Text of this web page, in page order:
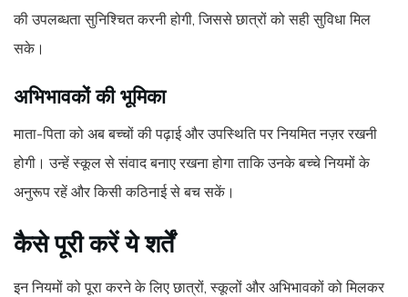
की उपलब्धता सुनिश्चित करनी होगी, जिससे छात्रों को सही सुविधा मिल
सके।
अभिभावकों की भूमिका
माता-पिता को अब बच्चों की पढ़ाई और उपस्थिति पर नियमित नज़र रखनी
होगी। उन्हें स्कूल से संवाद बनाए रखना होगा ताकि उनके बच्चे नियमों के
अनुरूप रहें और किसी कठिनाई से बच सकें।
कैसे पूरी करें ये शर्तें
इन नियमों को पूरा करने के लिए छात्रों, स्कूलों और अभिभावकों को मिलकर